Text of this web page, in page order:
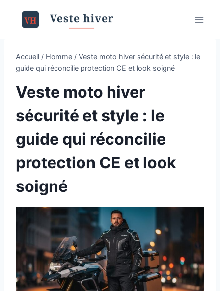
Accueil / Homme / Veste moto hiver sécurité et style : le
guide qui réconcilie protection CE et look soigné
Veste moto hiver
sécurité et style : le
guide qui réconcilie
protection CE et look
soigné